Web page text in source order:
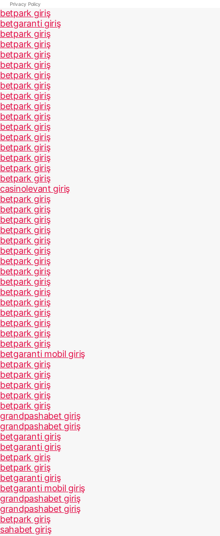
Privacy Policy
betpark giriş
betgaranti giriş
betpark giriş
betpark giriş
betpark giriş
betpark giriş
betpark giriş
betpark giriş
betpark giriş
betpark giriş
betpark giriş
betpark giriş
betpark giriş
betpark giriş
betpark giriş
betpark giriş
betpark giriş
casinolevant giriş
betpark giriş
betpark giriş
betpark giriş
betpark giriş
betpark giriş
betpark giriş
betpark giriş
betpark giriş
betpark giriş
betpark giriş
betpark giriş
betpark giriş
betpark giriş
betpark giriş
betpark giriş
betgaranti mobil giriş
betpark giriş
betpark giriş
betpark giriş
betpark giriş
betpark giriş
grandpashabet giriş
grandpashabet giriş
betgaranti giriş
betgaranti giriş
betpark giriş
betpark giriş
betgaranti giriş
betgaranti mobil giriş
grandpashabet giriş
grandpashabet giriş
betpark giriş
sahabet giriş